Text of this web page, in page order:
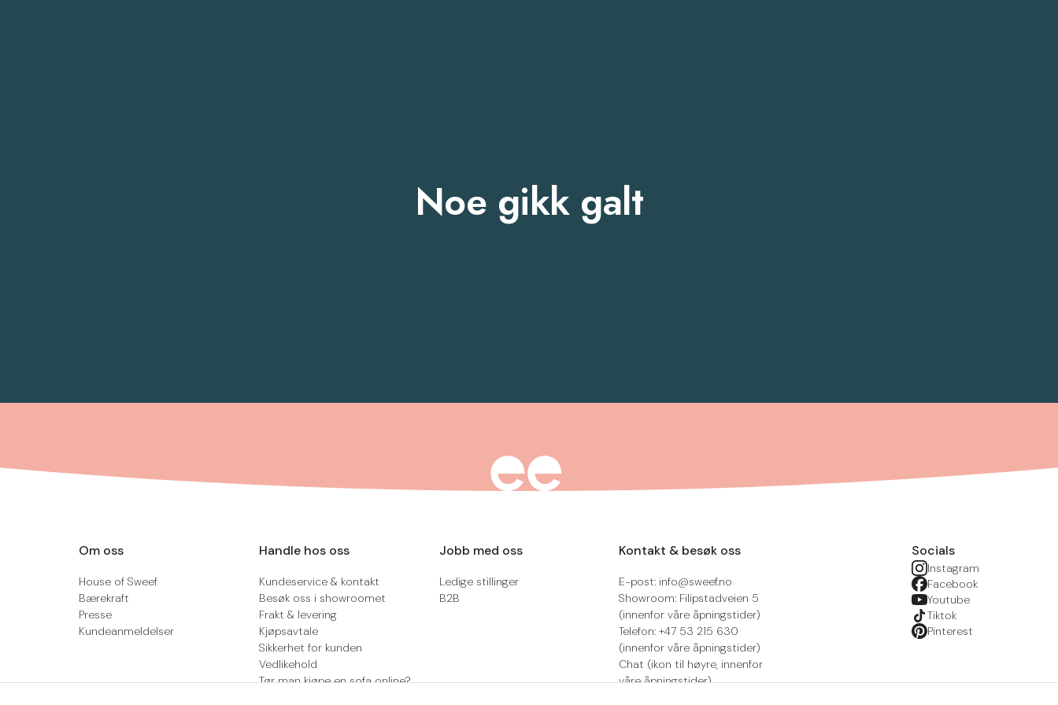
Noe gikk galt
Om oss
House of Sweef
Bærekraft
Presse
Kundeanmeldelser
Handle hos oss
Kundeservice & kontakt
Besøk oss i showroomet
Frakt & levering
Kjøpsavtale
Sikkerhet for kunden
Vedlikehold
Tør man kjøpe en sofa online?
Jobb med oss
Ledige stillinger
B2B
Kontakt & besøk oss
E-post: info@sweef.no
Showroom: Filipstadveien 5
(innenfor våre åpningstider)
Telefon: +47 53 215 630
(innenfor våre åpningstider)
Chat (ikon til høyre, innenfor
våre åpningstider)
Socials
Instagram
Facebook
Youtube
Tiktok
Pinterest